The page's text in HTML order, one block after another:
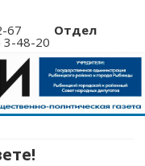
12-67 Отдел
3-48-20